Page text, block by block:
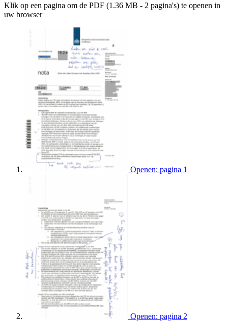
Klik op een pagina om de PDF (1.36 MB - 2 pagina's) te openen in
uw browser
Openen: pagina 1
Openen: pagina 2